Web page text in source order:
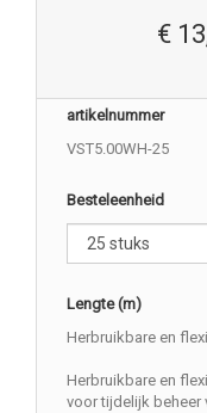
€
artikelnummer
VST5.00WH-25
Besteleenheid
Lengte (m)
Herbruikbare en
Herbruikbare en
voor tijdelijk beheer